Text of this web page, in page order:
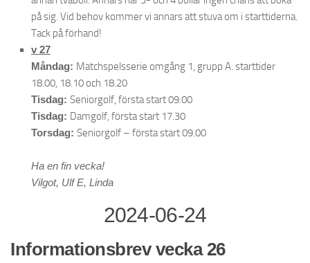
Greenfee
Medlemskap
Bli ny medlem!
Uthyrningsstugor
Husvagn-Husbil
Vägbeskrivning
på sig. Vid behov kommer vi annars att stuva om i starttiderna.
Tack på förhand!
v 27
Måndag: Matchspelsserie omgång 1, grupp A. starttider
18.00, 18.10 och 18.20
Tisdag: Seniorgolf, första start 09.00
Tisdag: Damgolf, första start 17.30
Torsdag: Seniorgolf – första start 09.00
Ha en fin vecka!
Vilgot, Ulf E, Linda
2024-06-24
Informationsbrev vecka 26